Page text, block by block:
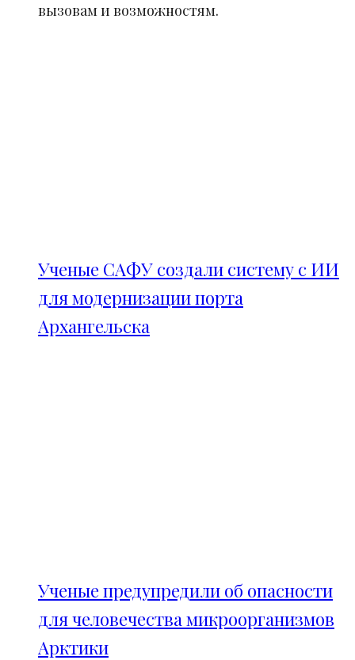
вызовам и возможностям.
Ученые САФУ создали систему с ИИ
для модернизации порта
Архангельска
Ученые предупредили об опасности
для человечества микроорганизмов
Арктики